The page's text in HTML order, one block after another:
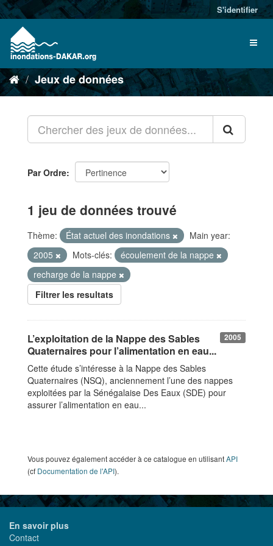
S'identifier
Jeux de données
Par Ordre
1 jeu de données trouvé
Thème: État actuel des inondations
Main year:
2005
Mots-clés:
écoulement de la nappe
recharge de la nappe
Filtrer les resultats
2005
L’exploitation de la Nappe des Sables
Quaternaires pour l’alimentation en eau...
Cette étude s’intéresse à la Nappe des Sables
Quaternaires (NSQ), anciennement l’une des nappes
exploitées par la Sénégalaise Des Eaux (SDE) pour
assurer l’alimentation en eau...
Vous pouvez également accéder à ce catalogue en utilisantAPI
(cf Documentation de l'API).
En savoir plus
Contact